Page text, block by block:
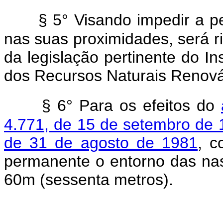
§ 5° Visando impedir a
nas suas proximidades, será
da legislação pertinente do
dos Recursos Naturais
§ 6° Para os efeitos do
4.771, de 15 de setembro de
de 31 de agosto de 1981,
permanente o entorno das
60m (sessenta metros).